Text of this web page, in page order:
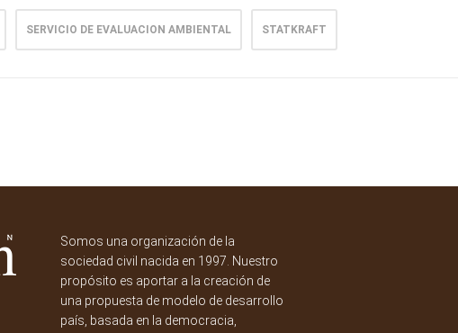
SERVICIO DE EVALUACION AMBIENTAL STATKRAFT
Somos una organización de la
sociedad civil nacida en 1997. Nuestro
propósito es aportar a la creación de
una propuesta de modelo de desarrollo
país, basada en la democracia,